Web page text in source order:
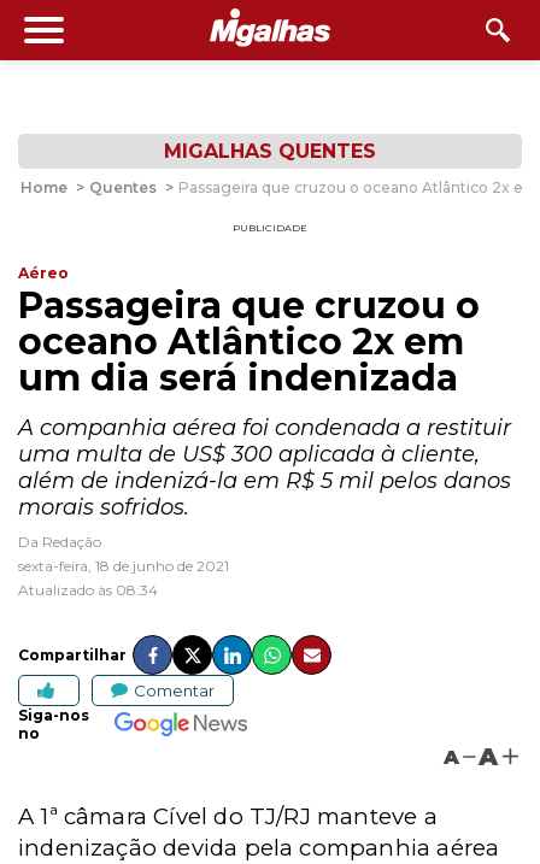
MIGALHAS QUENTES
Home > Quentes > Passageira que cruzou o oceano Atlântico 2x
PUBLICIDADE
Aéreo
Passageira que cruzou o
oceano Atlântico 2x em
um dia será indenizada
A companhia aérea foi condenada a restituir
uma multa de US$ 300 aplicada à cliente,
além de indenizá-la em R$ 5 mil pelos danos
morais sofridos.
Da Redação
sexta-feira, 18 de junho de 2021
Atualizado às 08:34
Compartilhar
Comentar
Siga-nos
no
A A
A 1ª câmara Cível do TJ/RJ manteve a
indenização devida pela companhia aérea